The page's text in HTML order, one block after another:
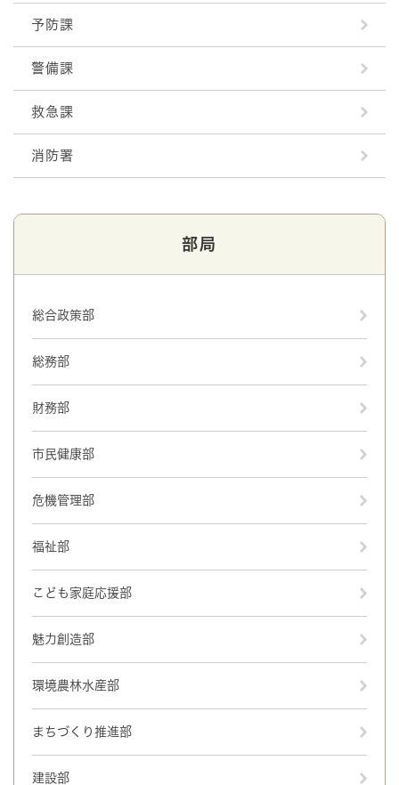
予防課
警備課
救急課
消防署
部局
総合政策部
総務部
財務部
市民健康部
危機管理部
福祉部
こども家庭応援部
魅力創造部
環境農林水産部
まちづくり推進部
建設部